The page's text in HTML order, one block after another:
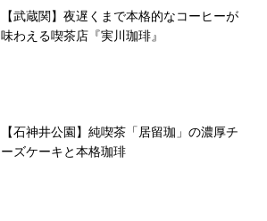
【武蔵関】夜遅くまで本格的なコーヒーが
味わえる喫茶店『実川珈琲』
【石神井公園】純喫茶「居留珈」の濃厚チ
ーズケーキと本格珈琲